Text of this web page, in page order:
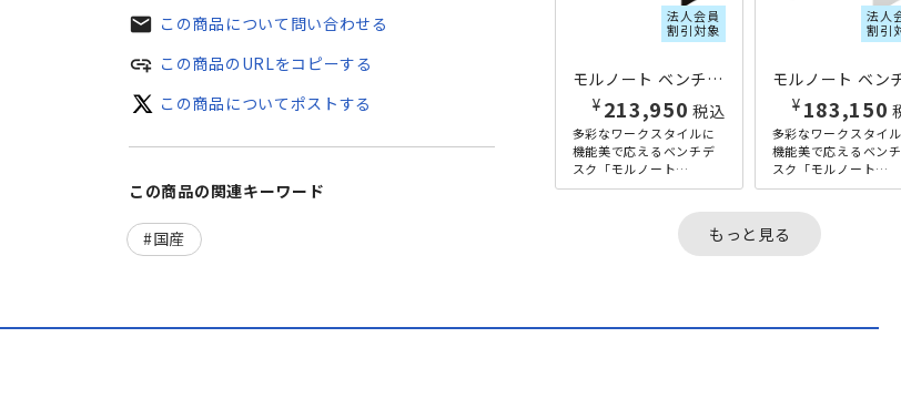
mail この商品について問い合わせる
add_link この商品のURLをコピーする
この商品についてポストする
この商品の関連キーワード
国産
法人会員
割引対象
モルノート ベンチデスク 指紋レス両面タイプ W2400×D1400×H720 ウォルナット
¥ 213,950 税込
多彩なワークスタイルに
機能美で応えるベンチデ
スク「モルノート
（Molnote）」の指紋レ
2400×奥行1400mmサイ
法人
割引
¥ 183,150
多彩なワークスタイ
機能美で応えるベン
スク「モルノート
（Molnote）」の指
1600×奥行1400mm
ズ。...
もっと見る